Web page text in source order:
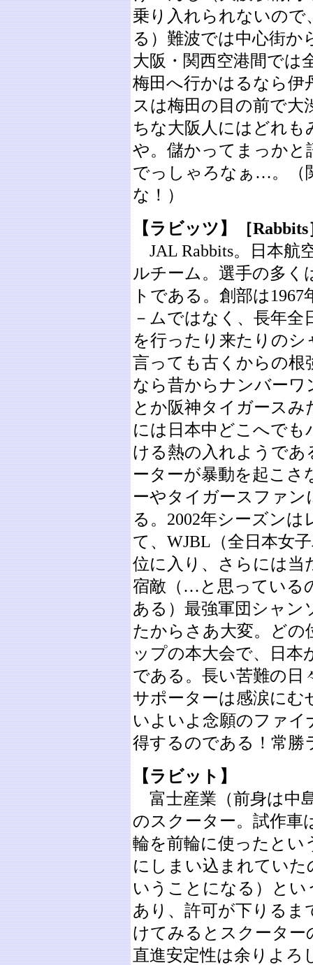
乗り入れられないので
る）難波では中心街か
大阪・関西空港間では
梅田へ行かはるなら伊
スは梅田の目の前で
ちな大阪人にはどれ
や。儲かってまっか
でっしゃろなぁ…。（
な！）
【ラビッツ】［Rabbits
JAL Rabbits。日本航
ルチーム。選手の多
トである。創部は
－ムではなく、長年全
を行ったり来たりの
言っても古くからの根
なら昔からナンバー
とか阪神タイガース
には日本中どこへで
ける熱の入れようで
ーターが暴動を起こ
ーやタイガースファ
る。2002年シーズン
て、WJBL（全日本女
位に入り、さらには当
宿敵（…と思っている
ある）最強軍団シャン
たからさあ大変。どの
ップの本大会で、日
である。長い苦難の日
サポーターは感涙に
いよいよ念願のファイ
得するのである！常勝
【ラビット】
富士産業（前身は中
のスクーター。試作車
輪を前輪に使ったとい
にしまい込まれていた
いうことになる）とい
あり、許可が下りるま
けてみるとスクータ
直進安定性は余りよ